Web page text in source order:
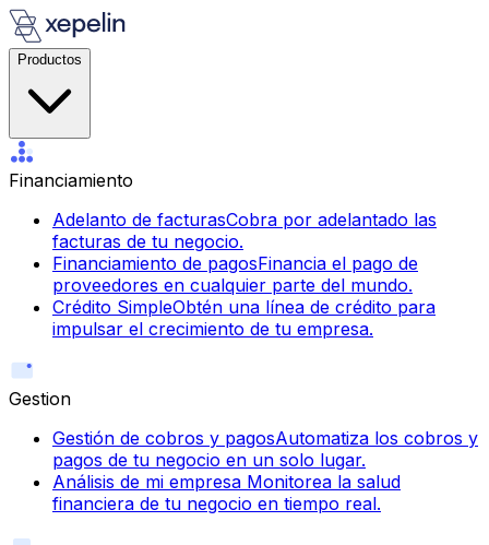
Productos
Financiamiento
Adelanto de facturasCobra por adelantado las
facturas de tu negocio.
Financiamiento de pagosFinancia el pago de
proveedores en cualquier parte del mundo.
Crédito SimpleObtén una línea de crédito para
impulsar el crecimiento de tu empresa.
Gestion
Gestión de cobros y pagosAutomatiza los cobros y
pagos de tu negocio en un solo lugar.
Análisis de mi empresa Monitorea la salud
financiera de tu negocio en tiempo real.